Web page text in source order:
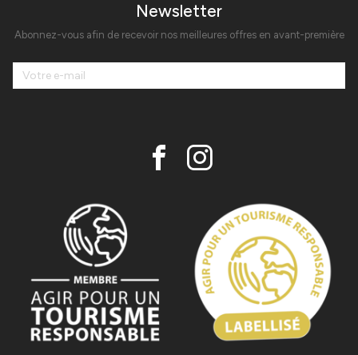
Newsletter
Abonnez-vous afin de recevoir nos meilleures offres en avant-première